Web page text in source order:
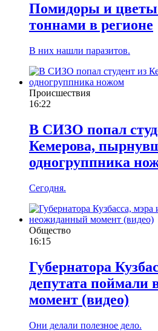
Помидоры и
тоннами в регионе
В них нашли паразитов.
Происшествия
16:22
В СИЗО попал
Кемерова,
одногруппника
Сегодня.
Общество
16:15
Губернатора
депутата поймали
момент (видео)
Они делали полезное дело.